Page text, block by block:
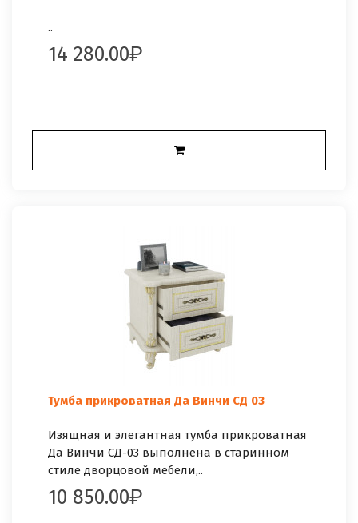
..
14 280.00
Тумба прикроватная Да Винчи СД 03
Изящная и элегантная тумба прикроватная
Да Винчи СД-03 выполнена в старинном
стиле дворцовой мебели,..
10 850.00